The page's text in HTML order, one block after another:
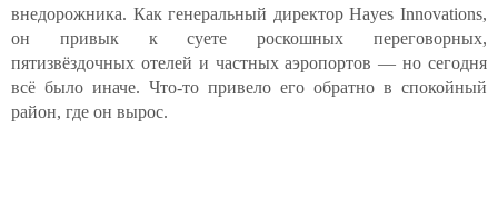
внедорожника. Как генеральный директор Hayes Innovations,
он привык к суете роскошных переговорных,
пятизвёздочных отелей и частных аэропортов — но сегодня
всё было иначе. Что-то привело его обратно в спокойный
район, где он вырос.